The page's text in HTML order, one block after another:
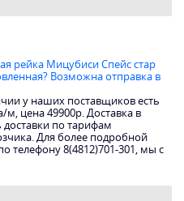
рейка Мицубиси Спейс стар
Возможна отправка в
у наших поставщиков есть
м, цена 49900р. Доставка в
по тарифам
Для более подробной
телефону 8(4812)701-301, мы с